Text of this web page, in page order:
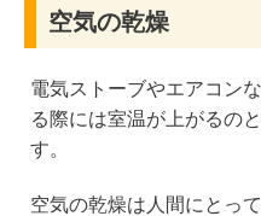
空気の乾燥
電気ストーブやエアコン
る際には室温が上がるの
す。
空気の乾燥は人間にとっ